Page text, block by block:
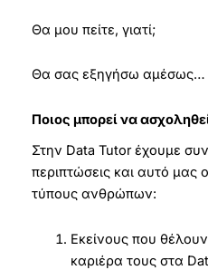
Θα μου πείτε, γιατί;
Θα σας εξηγήσω αμέσως…
Ποιος μπορεί να
Στην Data Tutor έχουμε
περιπτώσεις και αυτό μας
τύπους ανθρώπων:
Εκείνους που
καριέρα τους στα